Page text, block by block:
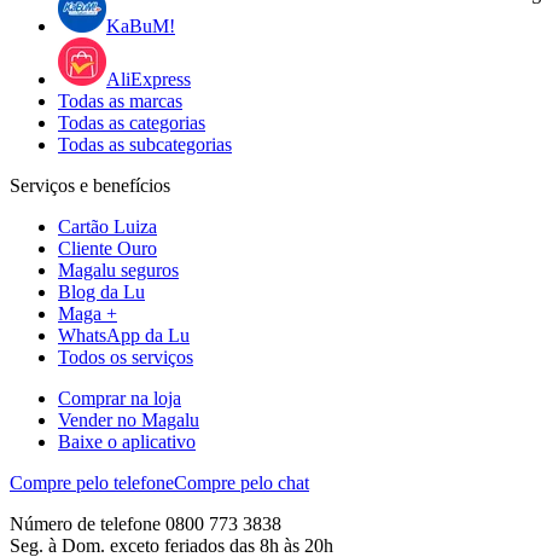
KaBuM!
AliExpress
Todas as marcas
Todas as categorias
Todas as subcategorias
Serviços e benefícios
Cartão Luiza
Cliente Ouro
Magalu seguros
Blog da Lu
Maga +
WhatsApp da Lu
Todos os serviços
Comprar na loja
Vender no Magalu
Baixe o aplicativo
Compre pelo telefoneCompre pelo chat
Número de telefone 0800 773 3838
Seg. à Dom. exceto feriados das 8h às 20h